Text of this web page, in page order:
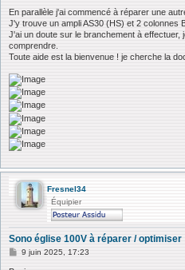
En parallèle j'ai commencé à réparer une
J'y trouve un ampli AS30 (HS) et 2 colonnes
J'ai un doute sur le branchement à
comprendre.
Toute aide est la bienvenue ! je cherche la
Fresnel34
Équipier
Sono église 100V à réparer / optimiser
M9 juin 2025, 17:23